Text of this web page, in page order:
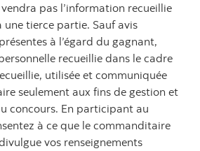
pas l’information recueillie
une tierce partie. Sauf avis
à l’égard du gagnant,
recueillie dans le cadre
utilisée et communiquée
seulement aux fins de gestion et
concours. En participant au
à ce que le commanditaire
vos renseignements